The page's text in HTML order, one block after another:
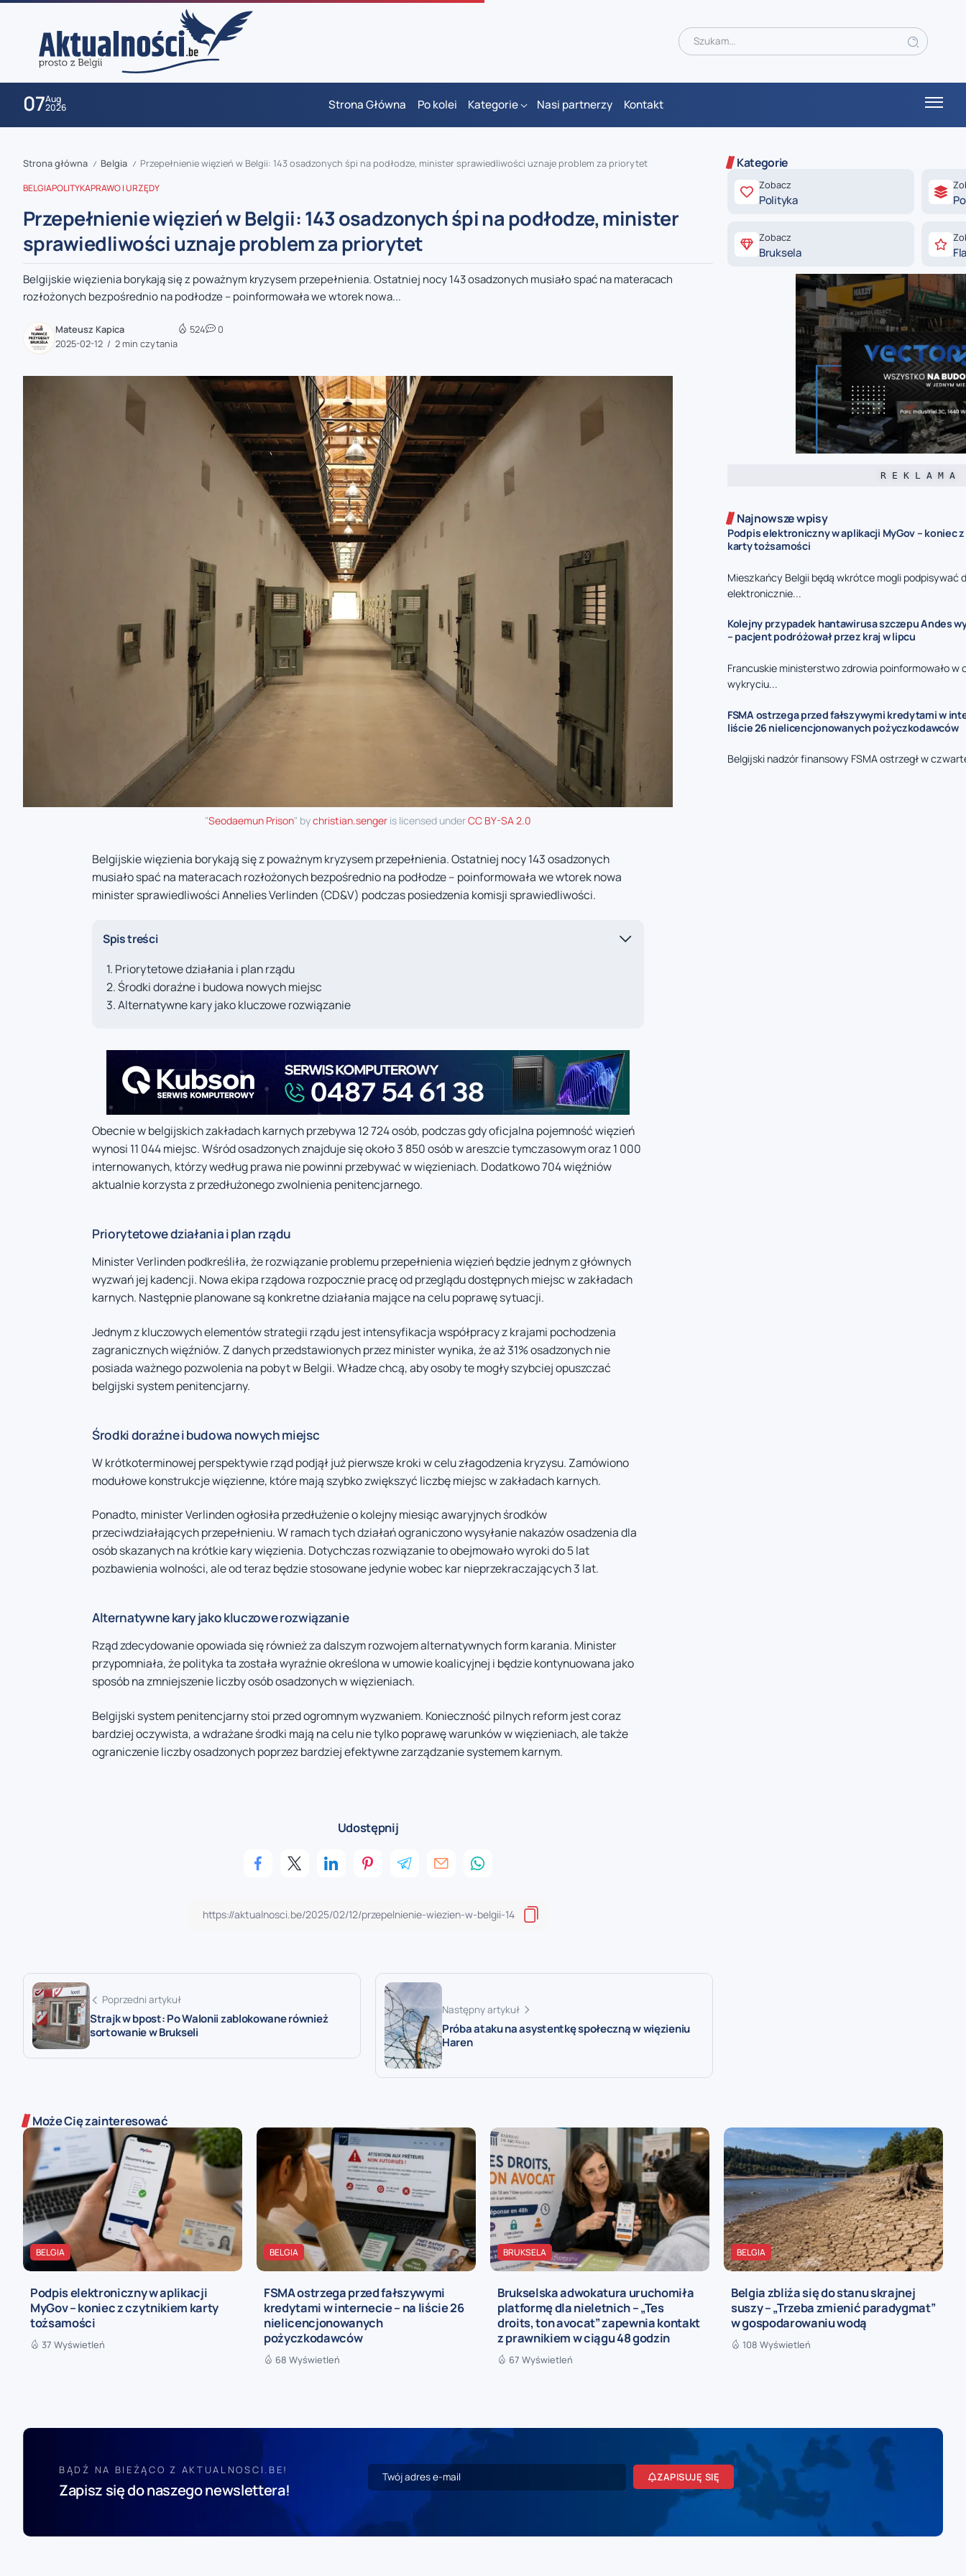
07Aug
2026 Strona Główna Po kolei Kategorie Nasi partnerzy Kontakt
zaobserwuj nas
zaobserwuj nas
zaobserwuj nas
Strona główna / Belgia / Przepełnienie więzień w Belgii: 143 osadzonych śpi na podłodze, minister sprawiedliwości uznaje problem za priorytet
BELGIAPOLITYKAPRAWO I URZĘDY
Przepełnienie więzień w Belgii: 143 osadzonych śpi na podłodze, minister
sprawiedliwości uznaje problem za priorytet
Belgijskie więzienia borykają się z poważnym kryzysem przepełnienia. Ostatniej nocy 143 osadzonych musiało spać na materacach
rozłożonych bezpośrednio na podłodze – poinformowała we wtorek nowa...
Mateusz Kapica
2025-02-12
2 min czytania
524 0
"Seodaemun Prison" bychristian.senger is licensed underCC BY-SA 2.0
Belgijskie więzienia borykają się z poważnym kryzysem przepełnienia. Ostatniej nocy 143 osadzonych
musiało spać na materacach rozłożonych bezpośrednio na podłodze – poinformowała we wtorek nowa
minister sprawiedliwości Annelies Verlinden (CD&V) podczas posiedzenia komisji sprawiedliwości.
Spis treści
Priorytetowe działania i plan rządu
Środki doraźne i budowa nowych miejsc
Alternatywne kary jako kluczowe rozwiązanie
Obecnie w belgijskich zakładach karnych przebywa 12 724 osób, podczas gdy oficjalna pojemność więzień
wynosi 11 044 miejsc. Wśród osadzonych znajduje się około 3 850 osób w areszcie tymczasowym oraz 1 000
internowanych, którzy według prawa nie powinni przebywać w więzieniach. Dodatkowo 704 więźniów
aktualnie korzysta z przedłużonego zwolnienia penitencjarnego.
Priorytetowe działania i plan rządu
Minister Verlinden podkreśliła, że rozwiązanie problemu przepełnienia więzień będzie jednym z głównych
wyzwań jej kadencji. Nowa ekipa rządowa rozpocznie pracę od przeglądu dostępnych miejsc w zakładach
karnych. Następnie planowane są konkretne działania mające na celu poprawę sytuacji.
Jednym z kluczowych elementów strategii rządu jest intensyfikacja współpracy z krajami pochodzenia
zagranicznych więźniów. Z danych przedstawionych przez minister wynika, że aż 31% osadzonych nie
posiada ważnego pozwolenia na pobyt w Belgii. Władze chcą, aby osoby te mogły szybciej opuszczać
belgijski system penitencjarny.
Środki doraźne i budowa nowych miejsc
W krótkoterminowej perspektywie rząd podjął już pierwsze kroki w celu złagodzenia kryzysu. Zamówiono
modułowe konstrukcje więzienne, które mają szybko zwiększyć liczbę miejsc w zakładach karnych.
Ponadto, minister Verlinden ogłosiła przedłużenie o kolejny miesiąc awaryjnych środków
przeciwdziałających przepełnieniu. W ramach tych działań ograniczono wysyłanie nakazów osadzenia dla
osób skazanych na krótkie kary więzienia. Dotychczas rozwiązanie to obejmowało wyroki do 5 lat
pozbawienia wolności, ale od teraz będzie stosowane jedynie wobec kar nieprzekraczających 3 lat.
Alternatywne kary jako kluczowe rozwiązanie
Rząd zdecydowanie opowiada się również za dalszym rozwojem alternatywnych form karania. Minister
przypomniała, że polityka ta została wyraźnie określona w umowie koalicyjnej i będzie kontynuowana jako
sposób na zmniejszenie liczby osób osadzonych w więzieniach.
Belgijski system penitencjarny stoi przed ogromnym wyzwaniem. Konieczność pilnych reform jest coraz
bardziej oczywista, a wdrażane środki mają na celu nie tylko poprawę warunków w więzieniach, ale także
ograniczenie liczby osadzonych poprzez bardziej efektywne zarządzanie systemem karnym.
Udostępnij
Poprzedni artykuł
Strajk w bpost: Po Walonii zablokowane również
sortowanie w Brukseli
Następny artykuł
Próba ataku na asystentkę społeczną w więzieniu
Haren
Kategorie
Zobacz
Polityka
Zobacz
Bruksela
R E K L A M A
Najnowsze wpisy
Podpis elektroniczny w aplikacji MyGov – koniec
karty tożsamości
Mieszkańcy Belgii będą wkrótce mogli podpisywać
elektronicznie...
Kolejny przypadek hantawirusa szczepu Andes
– pacjent podróżował przez kraj w lipcu
Francuskie ministerstwo zdrowia poinformowało w
wykryciu...
FSMA ostrzega przed fałszywymi kredytami w
liście 26 nielicencjonowanych pożyczkodawców
Belgijski nadzór finansowy FSMA ostrzegł w
Może Cię zainteresować
BELGIA
Podpis elektroniczny w aplikacji
MyGov – koniec z czytnikiem karty
tożsamości
37 Wyświetleń
BELGIA
FSMA ostrzega przed fałszywymi
kredytami w internecie – na liście 26
nielicencjonowanych
pożyczkodawców
68 Wyświetleń
BRUKSELA
Brukselska adwokatura uruchomiła
platformę dla nieletnich – „Tes
droits, ton avocat” zapewnia kontakt
z prawnikiem w ciągu 48 godzin
67 Wyświetleń
BELGIA
Belgia zbliża się do stanu skrajnej
suszy – „Trzeba zmienić paradygmat”
w gospodarowaniu wodą
108 Wyświetleń
BĄDŹ NA BIEŻĄCO Z AKTUALNOSCI.BE!
Zapisz się do naszego newslettera!
ZAPISUJĘ SIĘ